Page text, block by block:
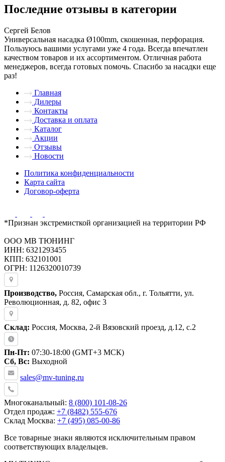
Последние отзывы в категории
Сергей Белов
Универсальная насадка Ø100mm, скошенная, перфорация.
Пользуюсь вашими услугами уже 4 года. Всегда впечатлен
качеством товаров и их ассортиментом. Отличная работа
менеджеров, всегда готовых помочь. Спасибо за насадки еще
раз!
Главная
Дилеры
Контакты
Доставка и оплата
Каталог
Акции
Отзывы
Новости
Политика конфиденциальности
Карта сайта
Договор-оферта
*Признан экстремисткой организацией на территории РФ
ООО МВ ТЮНИНГ
ИНН: 6321293455
КПП: 632101001
ОГРН: 1126320010739
Производство, Россия, Самарская обл., г. Тольятти, ул.
Революционная, д. 82, офис 3
Склад: Россия, Москва, 2-й Вязовский проезд, д.12, с.2
Пн-Пт: 07:30-18:00 (GMT+3 МСК)
Сб, Вс: Выходной
sales@mv-tuning.ru
Многоканальный: 8 (800) 101-08-26
Отдел продаж: +7 (8482) 555-676
Склад Москва: +7 (495) 085-00-86
Все товарные знаки являются исключительным правом
соответствующих владельцев.